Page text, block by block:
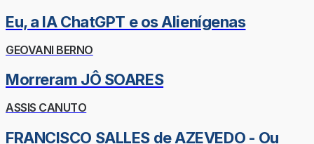
Eu, a IA ChatGPT e os Alienígenas
GEOVANI BERNO
Morreram JÔ SOARES
ASSIS CANUTO
FRANCISCO SALLES de AZEVEDO - Ou